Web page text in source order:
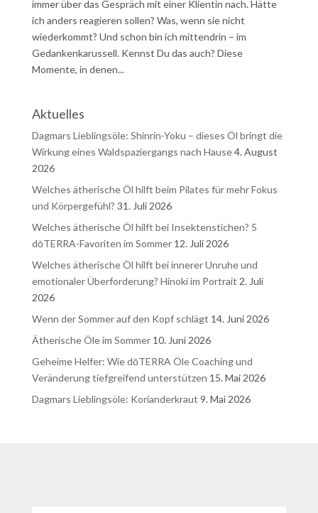
immer über das Gespräch mit einer Klientin nach. Hätte
ich anders reagieren sollen? Was, wenn sie nicht
wiederkommt? Und schon bin ich mittendrin – im
Gedankenkarussell. Kennst Du das auch? Diese
Momente, in denen...
Aktuelles
Dagmars Lieblingsöle: Shinrin-Yoku – dieses Öl bringt die
Wirkung eines Waldspaziergangs nach Hause4. August
2026
Welches ätherische Öl hilft beim Pilates für mehr Fokus
und Körpergefühl? 31. Juli 2026
Welches ätherische Öl hilft bei Insektenstichen? 5
dōTERRA-Favoriten im Sommer 12. Juli 2026
Welches ätherische Öl hilft bei innerer Unruhe und
emotionaler Überforderung? Hinoki im Portrait 2. Juli
2026
Wenn der Sommer auf den Kopf schlägt 14. Juni 2026
Ätherische Öle im Sommer 10. Juni 2026
Geheime Helfer: Wie dōTERRA Öle Coaching und
Veränderung tiefgreifend unterstützen 15. Mai 2026
Dagmars Lieblingsöle: Korianderkraut 9. Mai 2026